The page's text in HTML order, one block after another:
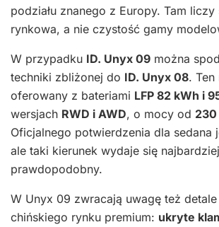
podziału znanego z Europy. Tam
rynkowa, a nie czystość gamy
W przypadku ID. Unyx 09 można
techniki zbliżonej do ID. Unyx 08.
oferowany z bateriami LFP 82 kWh i
wersjach RWD i AWD, o mocy od 230
Oficjalnego potwierdzenia dla sedana
ale taki kierunek wydaje się najbardziej
prawdopodobny.
W Unyx 09 zwracają uwagę też
chińskiego rynku premium: ukryte